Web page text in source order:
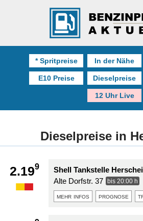
* Spritpreise In der Nähe
E10 Preise Dieselpreise
12 Uhr Live
Dieselpreise in
2.199
Shell Tankstelle
Alte Dorfstr. 37
bis 20:00 h
mehr infos prognose